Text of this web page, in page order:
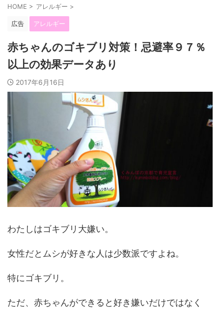
HOME > アレルギー >
広告 アレルギー
赤ちゃんのゴキブリ対策！忌避率９７％
以上の効果データあり
2017年6月16日
わたしはゴキブリ大嫌い。
女性だとムシが好きな人は少数派ですよね。
特にゴキブリ。
ただ、赤ちゃんができると好き嫌いだけではなく